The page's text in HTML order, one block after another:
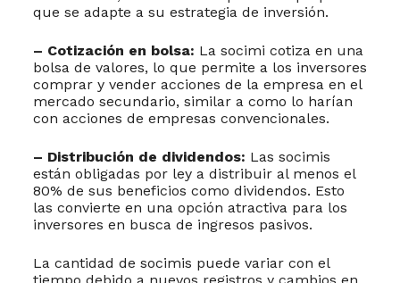
que se adapte a su estrategia de inversión.
– Cotización en bolsa: La socimi cotiza en una
bolsa de valores, lo que permite a los inversores
comprar y vender acciones de la empresa en el
mercado secundario, similar a como lo harían
con acciones de empresas convencionales.
– Distribución de dividendos: Las socimis
están obligadas por ley a distribuir al menos el
80% de sus beneficios como dividendos. Esto
las convierte en una opción atractiva para los
inversores en busca de ingresos pasivos.
La cantidad de socimis puede variar con el
tiempo debido a nuevos registros y cambios en